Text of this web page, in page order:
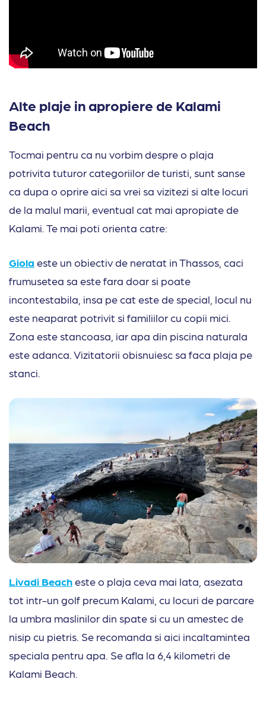
Alte plaje in apropiere de Kalami
Beach
Tocmai pentru ca nu vorbim despre o plaja
potrivita tuturor categoriilor de turisti, sunt sanse
ca dupa o oprire aici sa vrei sa vizitezi si alte locuri
de la malul marii, eventual cat mai apropiate de
Kalami. Te mai poti orienta catre:
Giola este un obiectiv de neratat in Thassos, caci
frumusetea sa este fara doar si poate
incontestabila, insa pe cat este de special, locul nu
este neaparat potrivit si familiilor cu copii mici.
Zona este stancoasa, iar apa din piscina naturala
este adanca. Vizitatorii obisnuiesc sa faca plaja pe
stanci.
Livadi Beacheste o plaja ceva mai lata, asezata
tot intr-un golf precum Kalami, cu locuri de parcare
la umbra maslinilor din spate si cu un amestec de
nisip cu pietris. Se recomanda si aici incaltamintea
speciala pentru apa. Se afla la 6,4 kilometri de
Kalami Beach.